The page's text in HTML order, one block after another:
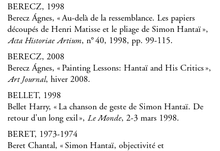
BERECZ, 1998
Berecz Ágnes, « Au-delà de la ressemblance. Les papiers
découpés de Henri Matisse et le pliage de Simon Hantaï »,
Acta Historiae Artium, n° 40, 1998, pp. 99-115.
BERECZ, 2008
Berecz Ágnes, « Painting Lessons: Hantaï and His Critics »,
Art Journal, hiver 2008.
BELLET, 1998
Bellet Harry, « La chanson de geste de Simon Hantaï. De
retour d'un long exil », Le Monde, 2-3 mars 1998.
BERET, 1973-1974
Beret Chantal, « Simon Hantaï, objectivité et